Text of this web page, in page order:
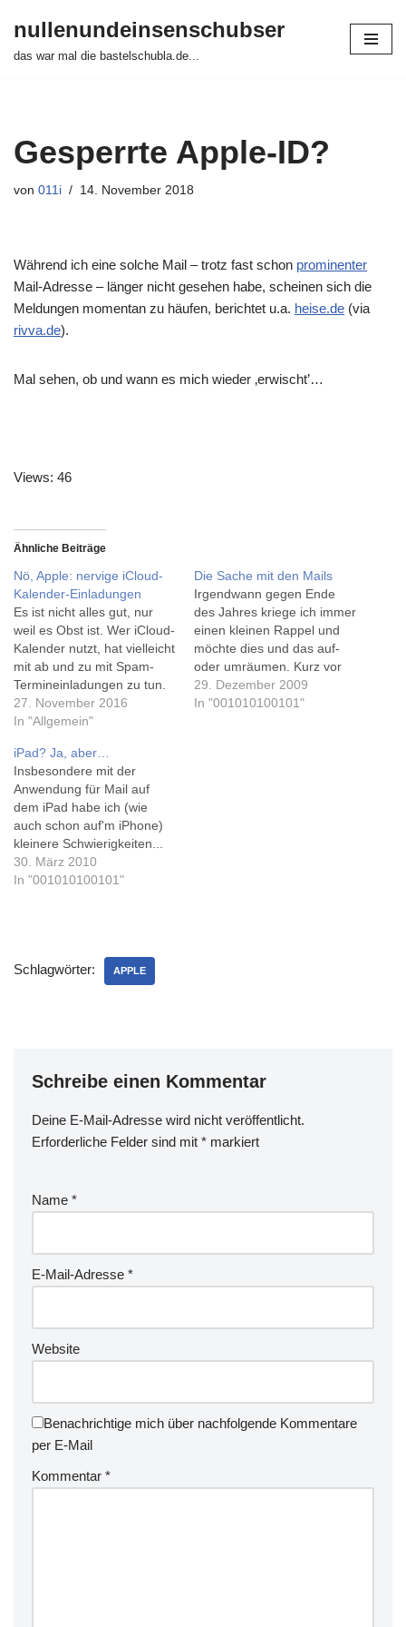
Zum
nullenundeinsenschubser
das war mal die bastelschubla.de...
Gesperrte Apple-ID?
von 011i 14. November 2018
Während ich eine solche Mail – trotz fast schon prominenter
Mail-Adresse – länger nicht gesehen habe, scheinen sich die
Meldungen momentan zu häufen, berichtet u.a. heise.de (via
rivva.de).
Mal sehen, ob und wann es mich wieder ‚erwischt’…
Views: 46
Ähnliche Beiträge
Nö, Apple: nervige iCloud-
Kalender-Einladungen
Es ist nicht alles gut, nur
weil es Obst ist. Wer iCloud-
Kalender nutzt, hat vielleicht
mit ab und zu mit Spam-
Termineinladungen zu tun.
Derlei Terminanfragen sollte
man eigentlich nicht
Fall wird der Einladende
informiert - und hat so eine
echte E-Mail-Adresse
gefunden. Kiki erklärt das
hier,…
27. November 2016
In "Allgemein"
Die Sache mit den Mails
Irgendwann gegen Ende
des Jahres kriege ich immer
einen kleinen Rappel und
möchte dies und das auf-
oder umräumen. Kurz vor
Weihnachten hab ich mein
Büro zuhause umgeräumt,
29. Dezember 2009
In "001010100101"
iPad? Ja, aber…
Insbesondere mit der
Anwendung für Mail auf
dem iPad habe ich (wie
auch schon auf'm iPhone)
kleinere Schwierigkeiten...
Zum flüchtigen Lesen mag
sie ja reichen, aber die
wieder am Mac machen...
Da aber eMail einen großen
30. März 2010
In "001010100101"
Schlagwörter: APPLE
Schreibe einen Kommentar
Deine E-Mail-Adresse wird nicht veröffentlicht.
Erforderliche Felder sind mit * markiert
Name *
E-Mail-Adresse *
Website
Benachrichtige mich über nachfolgende Kommentare
per E-Mail
Kommentar *